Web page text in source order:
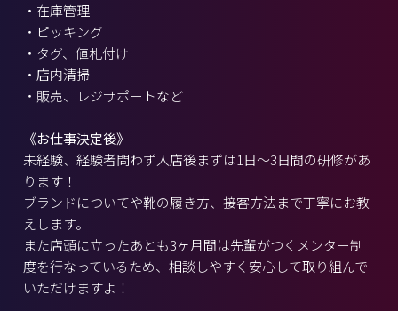
・在庫管理
・ピッキング
・タグ、値札付け
・店内清掃
・販売、レジサポートなど
《お仕事決定後》
未経験、経験者問わず入店後まずは1日～3日間の研修があ
ります！
ブランドについてや靴の履き方、接客方法まで丁寧にお教
えします。
また店頭に立ったあとも3ヶ月間は先輩がつくメンター制
度を行なっているため、相談しやすく安心して取り組んで
いただけますよ！